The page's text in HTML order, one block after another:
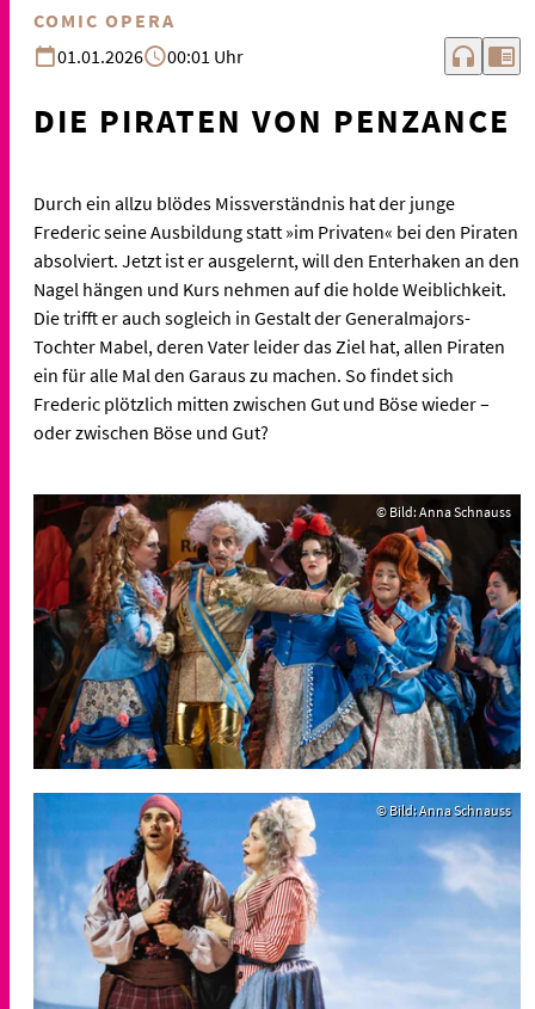
COMIC OPERA
01.01.2026
00:01 Uhr headphones chrome_reader_mode
DIE PIRATEN VON PENZANCE
Durch ein allzu blödes Missverständnis hat der junge
Frederic seine Ausbildung statt »im Privaten« bei den Piraten
absolviert. Jetzt ist er ausgelernt, will den Enterhaken an den
Nagel hängen und Kurs nehmen auf die holde Weiblichkeit.
Die trifft er auch sogleich in Gestalt der Generalmajors-
Tochter Mabel, deren Vater leider das Ziel hat, allen Piraten
ein für alle Mal den Garaus zu machen. So findet sich
Frederic plötzlich mitten zwischen Gut und Böse wieder –
oder zwischen Böse und Gut?
© Bild: Anna Schnauss
© Bild: Anna Schnauss